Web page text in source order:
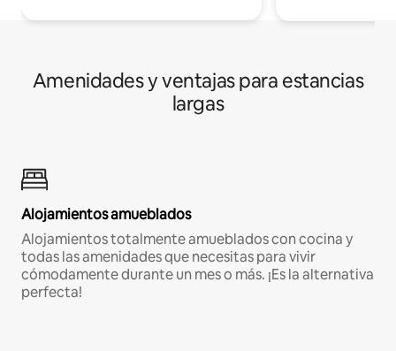
Amenidades y ventajas para estancias
largas
Alojamientos amueblados
Alojamientos totalmente amueblados con cocina y
todas las amenidades que necesitas para vivir
cómodamente durante un mes o más. ¡Es la alternativa
perfecta!